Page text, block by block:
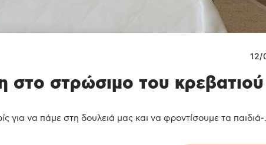
12/
στο στρώσιμο του κρεβατιού
για να πάμε στη δουλειά μας και να φροντίσουμε τα παιδιά-